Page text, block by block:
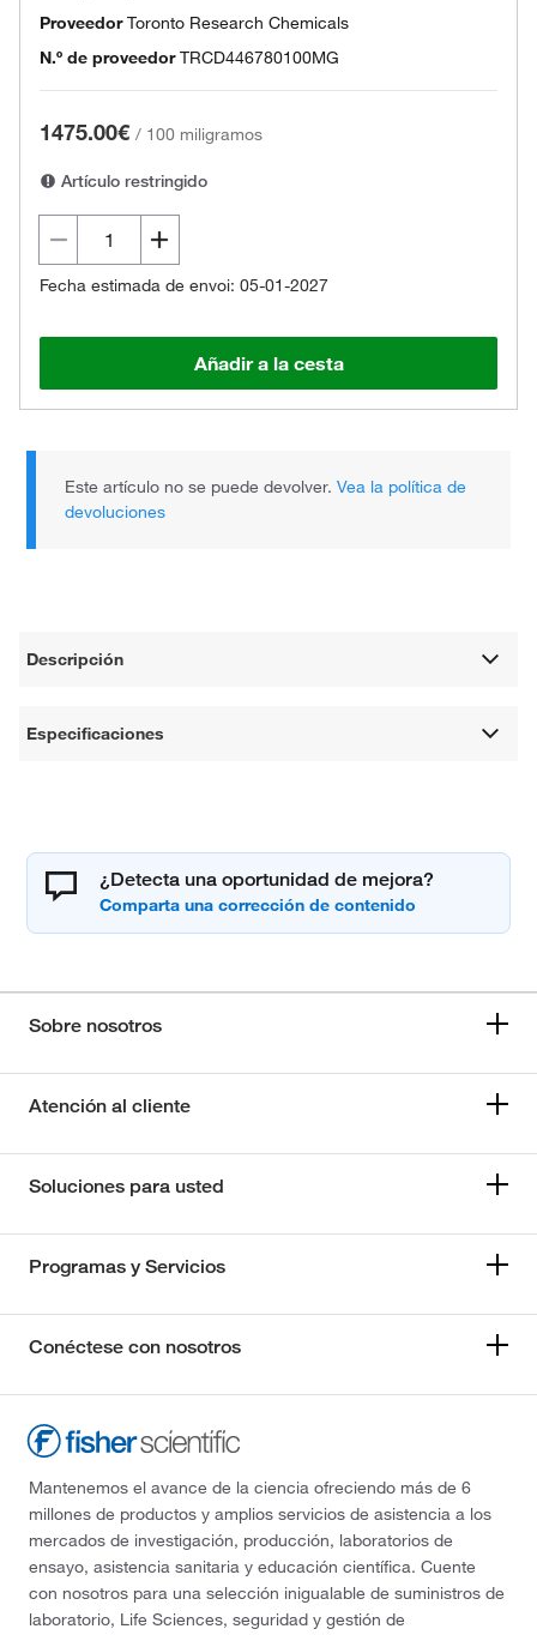
ProveedorToronto Research Chemicals
N.º de proveedor TRCD446780100MG
1475.00€ / 100 miligramos
Artículo restringido
Fecha estimada de envoi: 05-01-2027
Añadir a la cesta
Este artículo no se puede devolver.Vea la política de
devoluciones
Descripción
Especificaciones
¿Detecta una oportunidad de mejora?
Sobre nosotros
Atención al cliente
Soluciones para usted
Programas y Servicios
Conéctese con nosotros
Mantenemos el avance de la ciencia ofreciendo más de 6
millones de productos y amplios servicios de asistencia a los
mercados de investigación, producción, laboratorios de
ensayo, asistencia sanitaria y educación científica. Cuente
con nosotros para una selección inigualable de suministros de
laboratorio, Life Sciences, seguridad y gestión de